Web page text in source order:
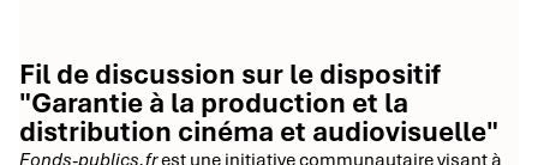
Fil de discussion sur le dispositif
"Garantie à la production et la
distribution cinéma et audiovisuelle"